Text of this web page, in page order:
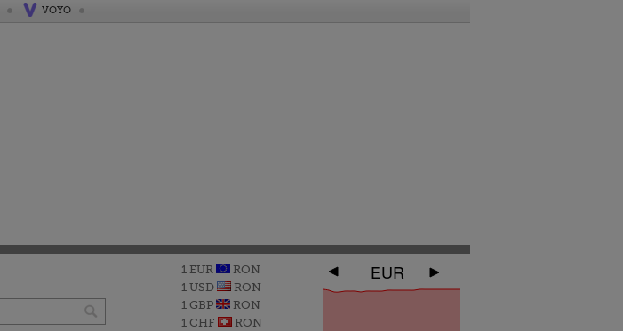
VOYO
1 EUR
RON
1 USD
RON
1 GBP
RON
1 CHF
RON
EUR